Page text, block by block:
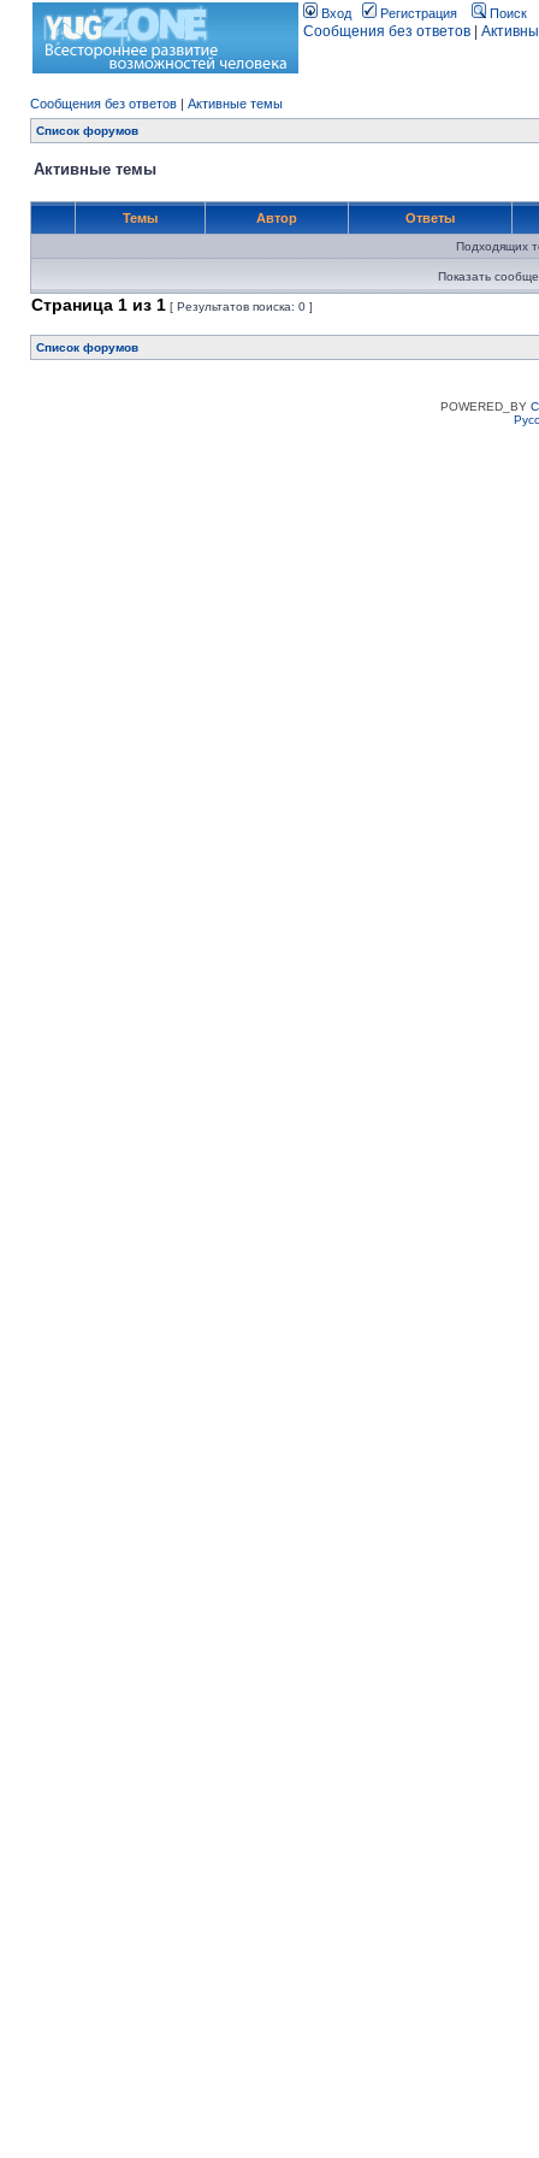
Вход Регистрация Поиск
Сообщения без ответов
Сообщения без ответов | Активные темы
Список форумов
Активные темы
Темы Автор Ответы
Подходящих
Показать
Страница 1 из 1 [ Результатов поиска: 0 ]
Список форумов
POWERED_BY